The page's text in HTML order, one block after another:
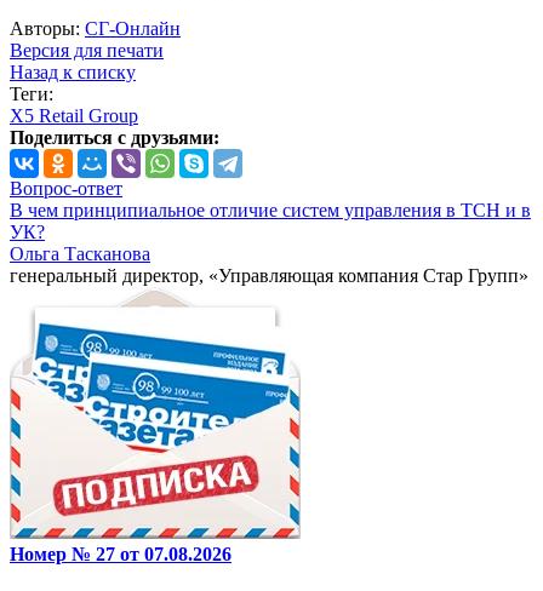
Авторы: СГ-Онлайн
Версия для печати
Назад к списку
Теги:
X5 Retail Group
Поделиться с друзьями:
Вопрос-ответ
В чем принципиальное отличие систем управления в ТСН и в
УК?
Ольга Тасканова
генеральный директор, «Управляющая компания Стар Групп»
Номер № 27 от 07.08.2026